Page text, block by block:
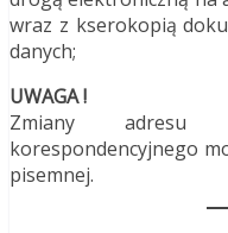
wraz z kserokopią
danych;
UWAGA !
Zmiany adresu
korespondencyjnego
pisemnej.